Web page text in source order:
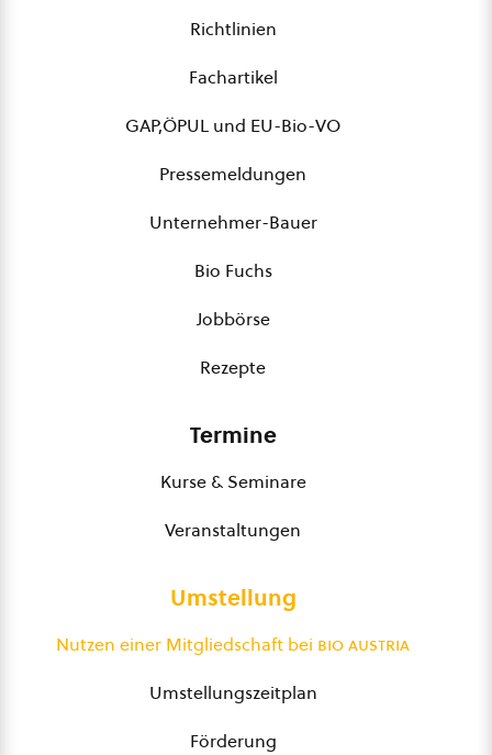
Richtlinien
Fachartikel
GAP,ÖPUL und EU-Bio-VO
Pressemeldungen
Unternehmer-Bauer
Bio Fuchs
Jobbörse
Rezepte
Termine
Kurse & Seminare
Veranstaltungen
Umstellung
Nutzen einer Mitgliedschaft bei bio austria
Umstellungszeitplan
Förderung